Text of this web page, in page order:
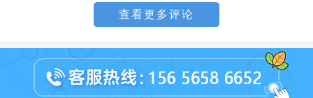
查看更多评论